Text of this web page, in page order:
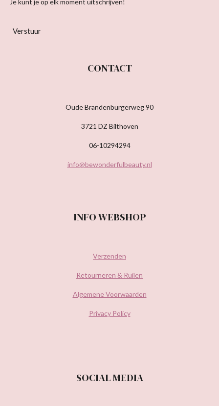
Verstuur
CONTACT
Oude Brandenburgerweg 90
3721 DZ Bilthoven
06-10294294
info@bewonderfulbeauty.nl
INFO WEBSHOP
Verzenden
Retourneren & Ruilen
Algemene Voorwaarden
Privacy Policy
SOCIAL MEDIA